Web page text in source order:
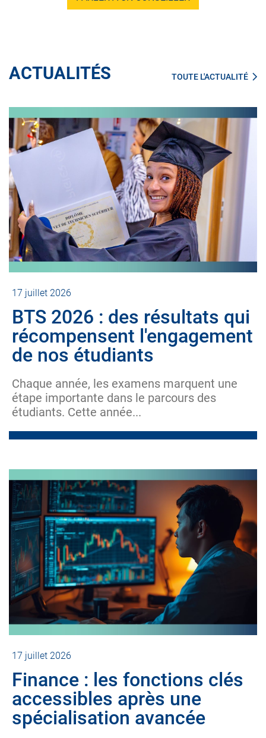
ACTUALITÉS TOUTE L'ACTUALITÉ
17 juillet 2026
BTS 2026 : des résultats qui
récompensent l'engagement
de nos étudiants
Chaque année, les examens marquent une
étape importante dans le parcours des
étudiants. Cette année...
17 juillet 2026
Finance : les fonctions clés
accessibles après une
spécialisation avancée